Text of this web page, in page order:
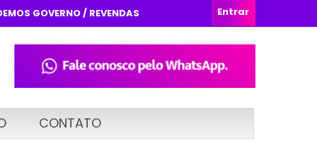
Entrar
GOVERNO / REVENDAS
CONTATO